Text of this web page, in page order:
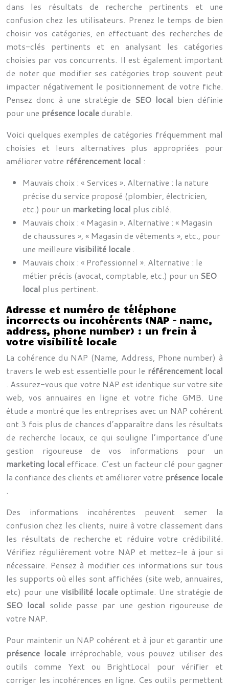
dans les résultats de recherche pertinents et une
confusion chez les utilisateurs. Prenez le temps de bien
choisir vos catégories, en effectuant des recherches de
mots-clés pertinents et en analysant les catégories
choisies par vos concurrents. Il est également important
de noter que modifier ses catégories trop souvent peut
impacter négativement le positionnement de votre fiche.
Pensez donc à une stratégie de SEO local bien définie
pour une présence locale durable.
Voici quelques exemples de catégories fréquemment mal
choisies et leurs alternatives plus appropriées pour
améliorer votre référencement local :
Mauvais choix : « Services ». Alternative : la nature
précise du service proposé (plombier, électricien,
etc.) pour un marketing local plus ciblé.
Mauvais choix : « Magasin ». Alternative : « Magasin
de chaussures », « Magasin de vêtements », etc., pour
une meilleure visibilité locale .
Mauvais choix : « Professionnel ». Alternative : le
métier précis (avocat, comptable, etc.) pour un SEO
local plus pertinent.
Adresse et numéro de téléphone
incorrects ou incohérents (NAP – name,
address, phone number) : un frein à
votre visibilité locale
La cohérence du NAP (Name, Address, Phone number) à
travers le web est essentielle pour le référencement local
. Assurez-vous que votre NAP est identique sur votre site
web, vos annuaires en ligne et votre fiche GMB. Une
étude a montré que les entreprises avec un NAP cohérent
ont 3 fois plus de chances d’apparaître dans les résultats
de recherche locaux, ce qui souligne l’importance d’une
gestion rigoureuse de vos informations pour un
marketing local efficace. C’est un facteur clé pour gagner
la confiance des clients et améliorer votre présence locale
.
Des informations incohérentes peuvent semer la
confusion chez les clients, nuire à votre classement dans
les résultats de recherche et réduire votre crédibilité.
Vérifiez régulièrement votre NAP et mettez-le à jour si
nécessaire. Pensez à modifier ces informations sur tous
les supports où elles sont affichées (site web, annuaires,
etc) pour une visibilité localeoptimale. Une stratégie de
SEO local solide passe par une gestion rigoureuse de
votre NAP.
Pour maintenir un NAP cohérent et à jour et garantir une
présence locale irréprochable, vous pouvez utiliser des
outils comme Yext ou BrightLocal pour vérifier et
corriger les incohérences en ligne. Ces outils permettent